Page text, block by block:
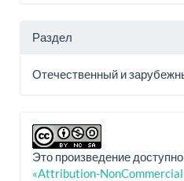
Раздел
Отечественный и
Это произведение
«Attribution-